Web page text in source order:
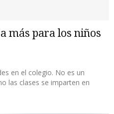
más para los niños
en el colegio. No es un
las clases se imparten en